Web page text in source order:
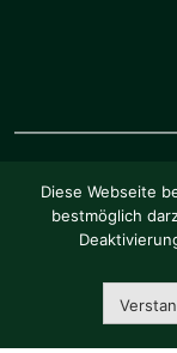
Pia Schellhammer
freie grüne Theme
Diese Webseite
bestmöglich